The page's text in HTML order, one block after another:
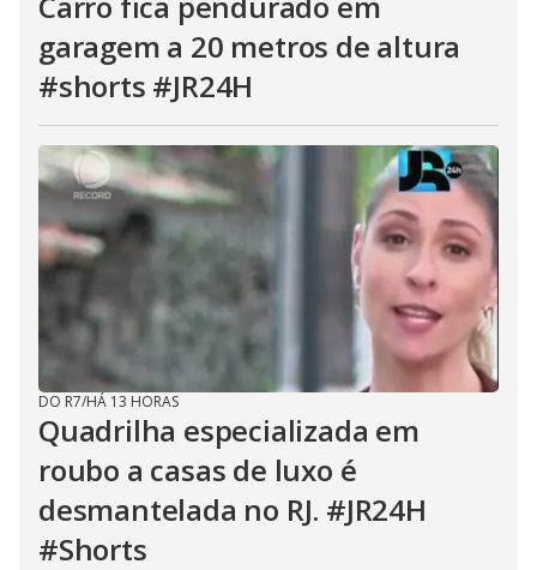
garagem a 20 metros de altura
#shorts #JR24H
DO R7/HÁ 13 HORAS
Quadrilha especializada em
roubo a casas de luxo é
desmantelada no RJ. #JR24H
#Shorts